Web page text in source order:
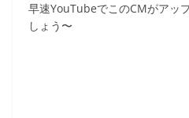
o
早速YouTubeでこのCMがアッ
しょう〜